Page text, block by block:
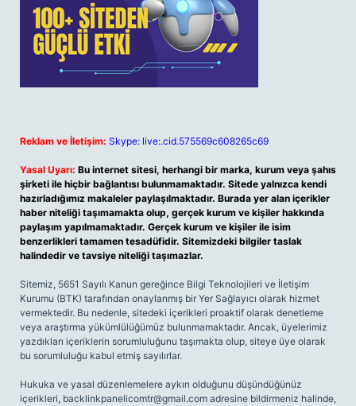
Reklam ve İletişim: Skype: live:.cid.575569c608265c69
Yasal Uyarı: Bu internet sitesi, herhangi bir marka, kurum veya şahıs
şirketi ile hiçbir bağlantısı bulunmamaktadır. Sitede yalnızca kendi
hazırladığımız makaleler paylaşılmaktadır. Burada yer alan içerikler
haber niteliği taşımamakta olup, gerçek kurum ve kişiler hakkında
paylaşım yapılmamaktadır. Gerçek kurum ve kişiler ile isim
benzerlikleri tamamen tesadüfidir. Sitemizdeki bilgiler taslak
halindedir ve tavsiye niteliği taşımazlar.
Sitemiz, 5651 Sayılı Kanun gereğince Bilgi Teknolojileri ve İletişim
Kurumu (BTK) tarafından onaylanmış bir Yer Sağlayıcı olarak hizmet
vermektedir. Bu nedenle, sitedeki içerikleri proaktif olarak denetleme
veya araştırma yükümlülüğümüz bulunmamaktadır. Ancak, üyelerimiz
yazdıkları içeriklerin sorumluluğunu taşımakta olup, siteye üye olarak
bu sorumluluğu kabul etmiş sayılırlar.
Hukuka ve yasal düzenlemelere aykırı olduğunu düşündüğünüz
içerikleri, backlinkpanelicomtr@gmail.com adresine bildirmeniz halinde,